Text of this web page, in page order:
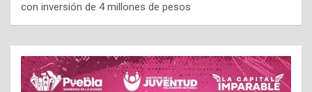
con inversión de 4 millones de pesos